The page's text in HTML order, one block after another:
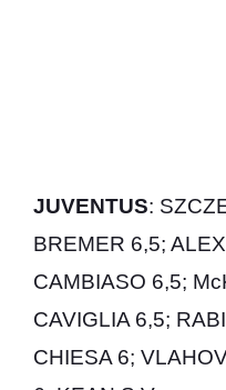
JUVENTUS:
BREMER 6,5;
CAMBIASO 6,5;
CAVIGLIA 6,5;
CHIESA 6;